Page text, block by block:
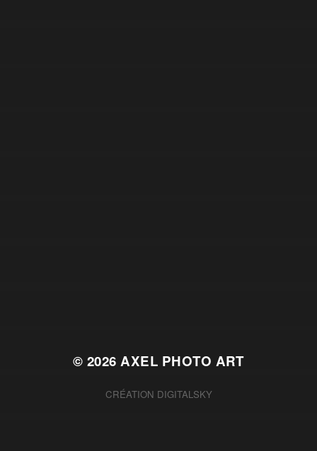
© 2026AXEL PHOTO ART
CRÉATION DIGITALSKY